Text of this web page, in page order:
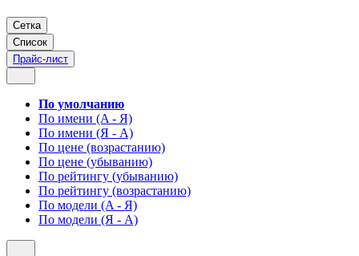
Сетка
Список
Прайс-лист
По умолчанию
По имени (A - Я)
По имени (Я - A)
По цене (возрастанию)
По цене (убыванию)
По рейтингу (убыванию)
По рейтингу (возрастанию)
По модели (A - Я)
По модели (Я - A)